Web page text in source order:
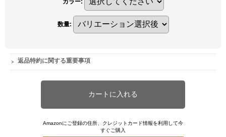
数量:
返品特約に関する重要事項
Amazonにご登録の住所、クレジットカード情報を利用して今
すぐご購入